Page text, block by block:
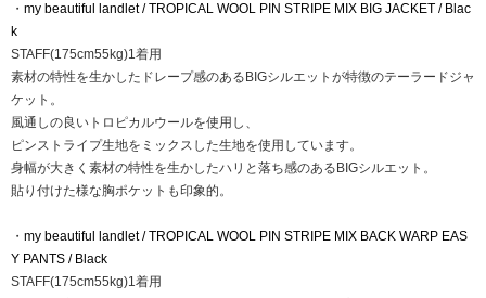
・ my beautiful landlet / TROPICAL WOOL PIN STRIPE MIX BIG JACKET / Blac
k
STAFF(175cm55kg)1着用
素材の特性を生かしたドレープ感のあるBIGシルエットが特徴のテーラードジャ
ケット。
風通しの良いトロピカルウールを使用し、
ピンストライプ生地をミックスした生地を使用しています。
身幅が大きく素材の特性を生かしたハリと落ち感のあるBIGシルエット。
貼り付けた様な胸ポケットも印象的。
・ my beautiful landlet / TROPICAL WOOL PIN STRIPE MIX BACK WARP EAS
Y PANTS / Black
STAFF(175cm55kg)1着用